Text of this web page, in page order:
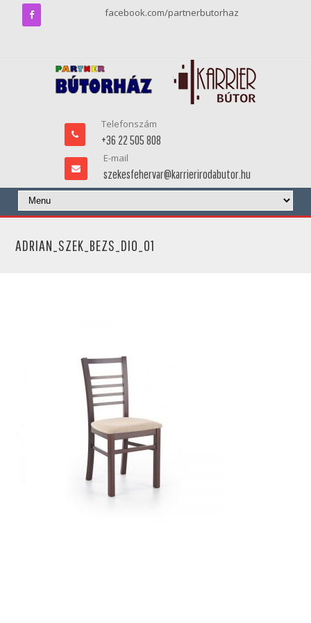
facebook.com/partnerbutorhaz
Telefonszám
+36 22 505 808
E-mail
szekesfehervar@karrierirodabutor.hu
ADRIAN_SZEK_BEZS_DIO_01